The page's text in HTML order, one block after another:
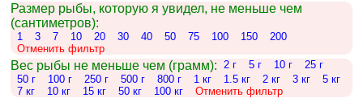
Размер рыбы, которую я увидел, не меньше чем
(сантиметров):
1 3 7 10 20 30 40 50 75 100 150
200
Отменить фильтр
Вес рыбы не меньше чем (грамм): 2 г 5 г 10 г
25 г
50 г
100 г 250 г 500 г 800 г 1 кг 1.5 кг 2 кг 3 кг
5 кг
7 кг
10 кг 15 кг 50 кг 100 кг Отменить фильтр